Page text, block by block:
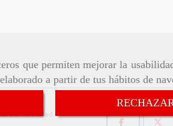
que permiten mejorar la
a partir de tus hábitos de
de Privacidad